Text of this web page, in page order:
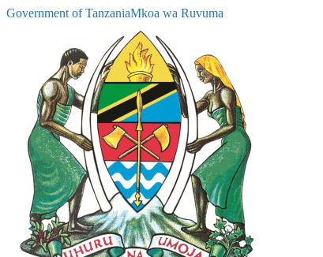
Government of TanzaniaMkoa wa Ruvuma